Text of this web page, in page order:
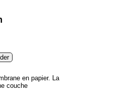
en papier. La
couche